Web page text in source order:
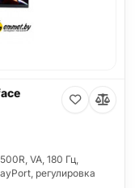
VA, 180 Гц,
регулировка